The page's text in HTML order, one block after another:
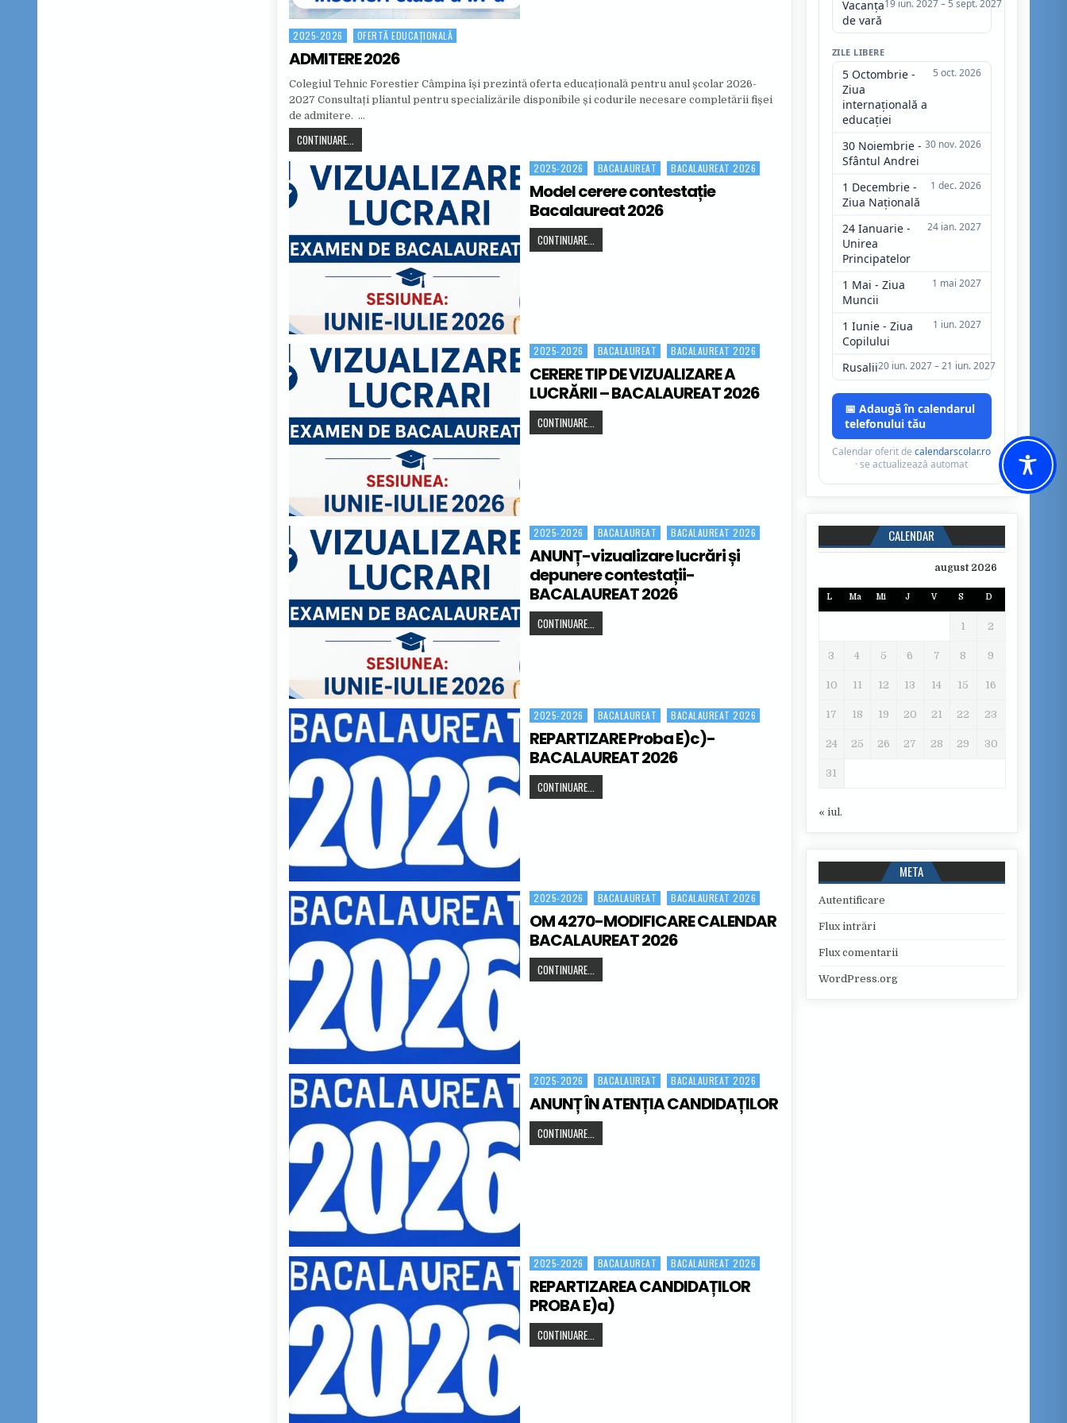
Posted in
2025-2026 OFERTĂ EDUCAȚIONALĂ
ADMITERE 2026
Colegiul Tehnic Forestier Câmpina își prezintă oferta educațională pentru anul școlar 2026-
2027 Consultați pliantul pentru specializările disponibile și codurile necesare completării fișei
de admitere. …
CONTINUARE...
Posted in
2025-2026 BACALAUREAT BACALAUREAT 2026
Model cerere contestație
Bacalaureat 2026
CONTINUARE...
Posted in
2025-2026 BACALAUREAT BACALAUREAT 2026
CERERE TIP DE VIZUALIZARE A
LUCRĂRII – BACALAUREAT 2026
CONTINUARE...
Posted in
2025-2026 BACALAUREAT BACALAUREAT 2026
ANUNȚ-vizualizare lucrări și
depunere contestații-
BACALAUREAT 2026
CONTINUARE...
Posted in
2025-2026 BACALAUREAT BACALAUREAT 2026
REPARTIZARE Proba E)c)-
BACALAUREAT 2026
CONTINUARE...
Posted in
2025-2026 BACALAUREAT BACALAUREAT 2026
OM 4270-MODIFICARE CALENDAR
BACALAUREAT 2026
CONTINUARE...
Posted in
2025-2026 BACALAUREAT BACALAUREAT 2026
ANUNȚ ÎN ATENȚIA CANDIDAȚILOR
CONTINUARE...
Posted in
2025-2026 BACALAUREAT BACALAUREAT 2026
REPARTIZAREA CANDIDAȚILOR
PROBA E)a)
CONTINUARE...
Vacanța
de vară
19 iun. 2027 – 5 sept. 2027
ZILE LIBERE
5 Octombrie -
Ziua
internațională a
educației
5 oct. 2026
30 Noiembrie -
Sfântul Andrei
30 nov. 2026
1 Decembrie -
Ziua Națională
1 dec. 2026
24 Ianuarie -
Unirea
Principatelor
24 ian. 2027
1 Mai - Ziua
Muncii
1 mai 2027
1 Iunie - Ziua
Copilului
1 iun. 2027
Rusalii20 iun. 2027 – 21 iun. 2027
📅 Adaugă în calendarul
telefonului tău
Calendar oferit decalendarscolar.ro
· se actualizează automat
CALENDAR
august 2026
L Ma Mi J V S D
1 2
3 4 5 6 7 8 9
10 11 12 13 14 15 16
17 18 19 20 21 22 23
24 25 26 27 28 29 30
31
« iul.
META
Autentificare
Flux intrări
Flux comentarii
WordPress.org